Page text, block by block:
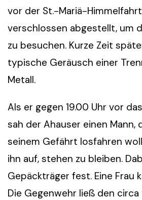
vor der St.-Mariä-
verschlossen abgestellt, um
zu besuchen. Kurze Zeit
typische Geräusch einer
Metall.
Als er gegen 19.00 Uhr vor
sah der Ahauser einen Mann,
seinem Gefährt losfahren
ihn auf, stehen zu bleiben.
Gepäckträger fest. Eine Frau
Die Gegenwehr ließ den